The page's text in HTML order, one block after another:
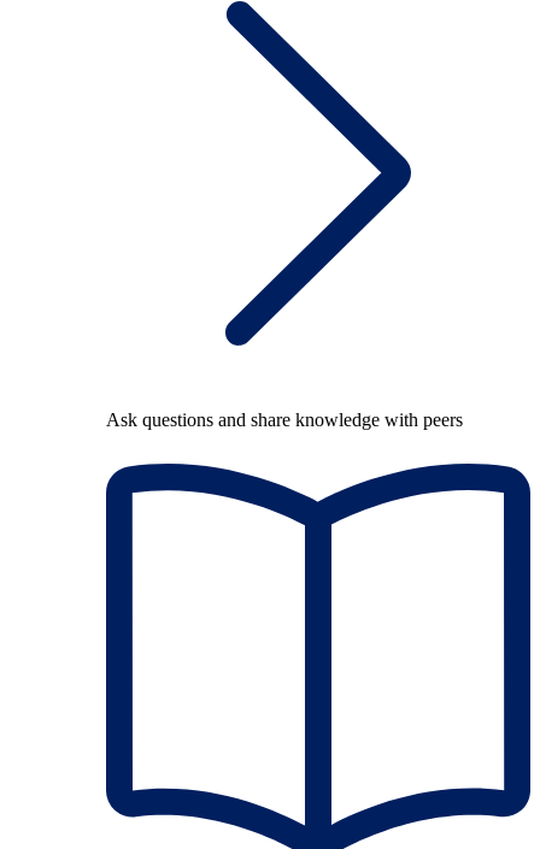
Ask questions and share knowledge with peers